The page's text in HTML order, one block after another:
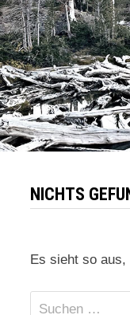
NICHTS
Es sieht so aus,
Suchen